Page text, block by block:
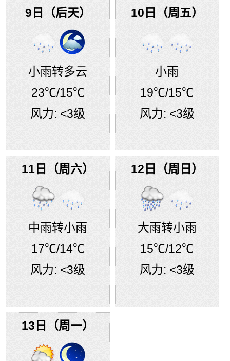
9日（后天）
小雨转多云
23℃/15℃
风力: <3级
10日（周五）
小雨
19℃/15℃
风力: <3级
11日（周六）
中雨转小雨
17℃/14℃
风力: <3级
12日（周日）
大雨转小雨
15℃/12℃
风力: <3级
13日（周一）